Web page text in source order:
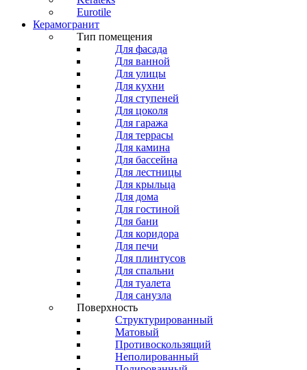
Eurotile
Керамогранит
Тип помещения
Для фасада
Для ванной
Для улицы
Для кухни
Для ступеней
Для цоколя
Для гаража
Для террасы
Для камина
Для бассейна
Для лестницы
Для крыльца
Для дома
Для гостиной
Для бани
Для коридора
Для печи
Для плинтусов
Для спальни
Для туалета
Для санузла
Поверхность
Структурированный
Матовый
Противоскользящий
Неполированный